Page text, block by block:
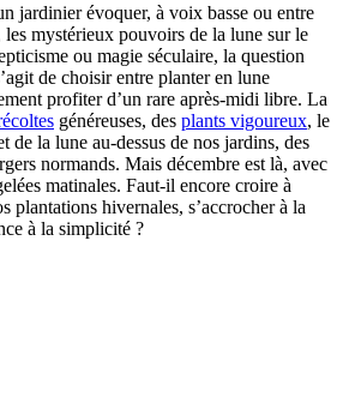
jardinier évoquer, à voix basse ou entre
les mystérieux pouvoirs de la lune sur le
ou magie séculaire, la question
de choisir entre planter en lune
profiter d’un rare après-midi libre. La
généreuses, des plants vigoureux, le
de la lune au-dessus de nos jardins, des
normands. Mais décembre est là, avec
matinales. Faut-il encore croire à
plantations hivernales, s’accrocher à la
à la simplicité ?